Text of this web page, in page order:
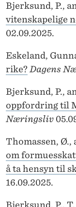
Bjerksund, P.,
vitenskapelige
02.09.2025.
Eskeland,
rike? Dagens
Bjerksund, P.,
oppfordring til
Næringsliv
Thomassen, Ø.,
om
å ta hensyn til
16.09.2025.
Bjerksund, P.,